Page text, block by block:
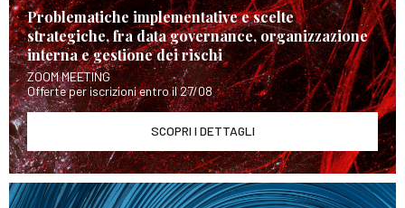
Problematiche implementative e scelte
strategiche, fra data governance, organizzazione
interna e gestione dei rischi
ZOOM MEETING
Offerte per iscrizioni entro il 27/08
SCOPRI I DETTAGLI